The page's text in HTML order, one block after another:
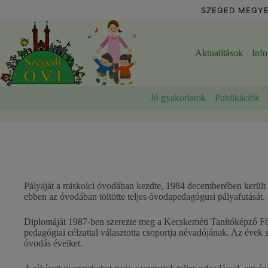
SZEGED
Aktualitások
Jó gyakorlatok Publikációk
Pályáját a miskolci óvodában kezdte, 1984 decemberében
ebben az óvodában töltötte teljes óvodapedagógusi pályafutását.
Diplomáját 1987-ben szerezte meg a Kecskeméti Tanítóképző
pedagógiai célzattal választotta csoportja névadójának. Az
óvodás éveiket.